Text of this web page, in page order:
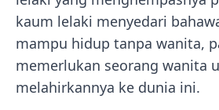
kaum lelaki menyedari
mampu hidup tanpa wanita,
memerlukan seorang wanita
melahirkannya ke dunia ini.